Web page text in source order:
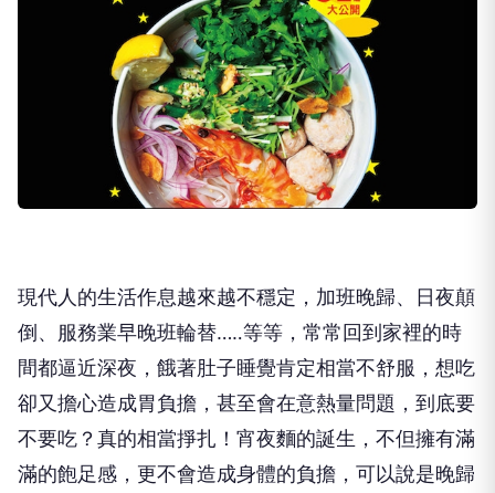
現代人的生活作息越來越不穩定，加班晚歸、日夜顛
倒、服務業早晚班輪替…‥等等，常常回到家裡的時
間都逼近深夜，餓著肚子睡覺肯定相當不舒服，想吃
卻又擔心造成胃負擔，甚至會在意熱量問題，到底要
不要吃？真的相當掙扎！宵夜麵的誕生，不但擁有滿
滿的飽足感，更不會造成身體的負擔，可以說是晚歸